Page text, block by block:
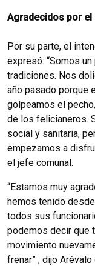
Agradecidos por
Por su parte, el
expresó: “Somos
tradiciones. Nos
año pasado porque
golpeamos el
de los felicianeros.
social y sanitaria,
empezamos a
el jefe comunal.
“Estamos muy
hemos tenido
todos sus
podemos decir que
movimiento
frenar” , dijo